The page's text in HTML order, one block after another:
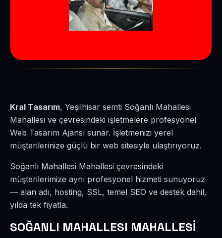
Kral Tasarım, Yeşilhisar semti Soğanlı Mahallesi
Mahallesi ve çevresindeki işletmelere profesyonel
Web Tasarım Ajansı sunar. İşletmenizi yerel
müşterilerinize güçlü bir web sitesiyle ulaştırıyoruz.
Soğanlı Mahallesi Mahallesi çevresindeki
müşterilerimize aynı profesyonel hizmeti sunuyoruz
— alan adı, hosting, SSL, temel SEO ve destek dahil,
yılda tek fiyatla.
SOĞANLI MAHALLESI MAHALLESİ